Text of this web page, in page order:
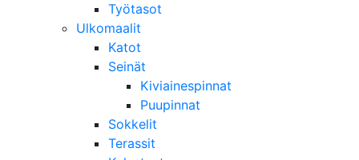
Työtasot
Ulkomaalit
Katot
Seinät
Kiviainespinnat
Puupinnat
Sokkelit
Terassit